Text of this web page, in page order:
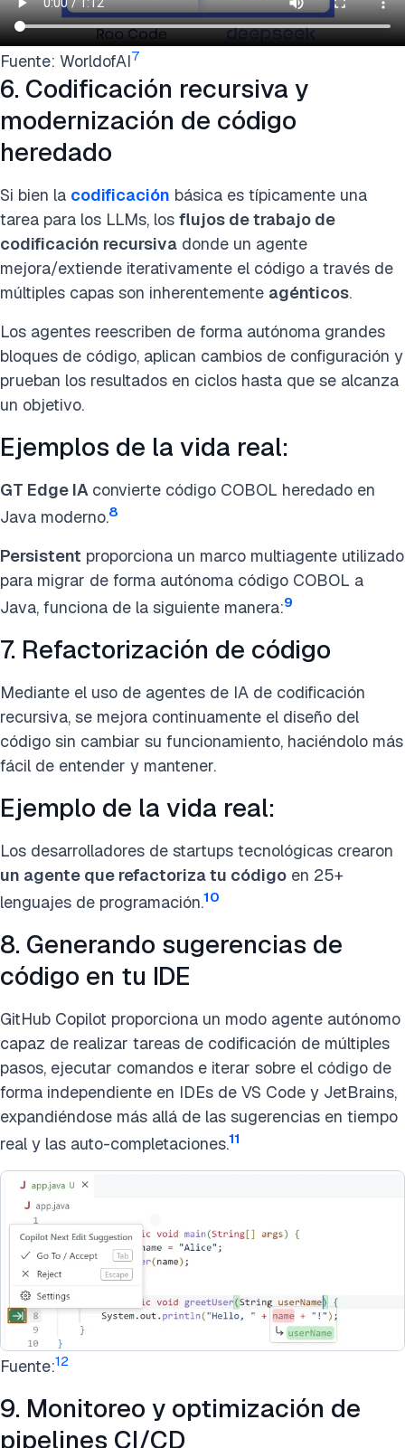
Fuente: WorldofAI7
6. Codificación recursiva y
modernización de código
heredado
Si bien la codificación básica es típicamente una
tarea para los LLMs, los flujos de trabajo de
codificación recursiva donde un agente
mejora/extiende iterativamente el código a través de
múltiples capas son inherentemente agénticos.
Los agentes reescriben de forma autónoma grandes
bloques de código, aplican cambios de configuración y
prueban los resultados en ciclos hasta que se alcanza
un objetivo.
Ejemplos de la vida real:
GT Edge IA convierte código COBOL heredado en
Java moderno.8
Persistent proporciona un marco multiagente utilizado
para migrar de forma autónoma código COBOL a
Java, funciona de la siguiente manera:9
7. Refactorización de código
Mediante el uso de agentes de IA de codificación
recursiva, se mejora continuamente el diseño del
código sin cambiar su funcionamiento, haciéndolo más
fácil de entender y mantener.
Ejemplo de la vida real:
Los desarrolladores de startups tecnológicas crearon
un agente que refactoriza tu código en 25+
lenguajes de programación.10
8. Generando sugerencias de
código en tu IDE
GitHub Copilot proporciona un modo agente autónomo
capaz de realizar tareas de codificación de múltiples
pasos, ejecutar comandos e iterar sobre el código de
forma independiente en IDEs de VS Code y JetBrains,
expandiéndose más allá de las sugerencias en tiempo
real y las auto-completaciones.11
Fuente:12
9. Monitoreo y optimización de
pipelines CI/CD